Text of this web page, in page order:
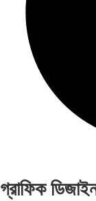
গ্রাফিক